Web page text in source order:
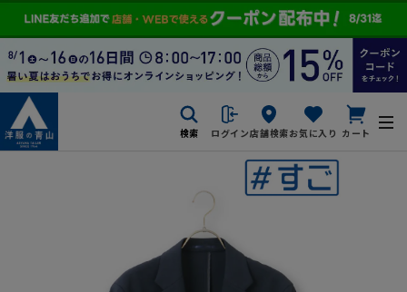
検索 ログイン店舗検索お気に入り カート